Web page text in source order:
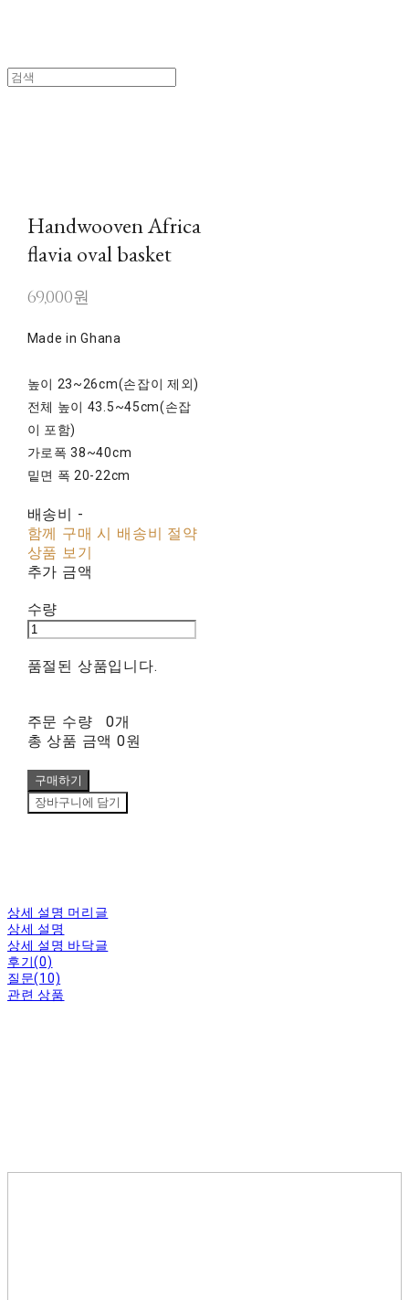
Handwooven Africa
flavia oval basket
69,000원
Made in Ghana
높이 23~26cm(손잡이 제외)
전체 높이 43.5~45cm(손잡
이 포함)
가로폭 38~40cm
밑면 폭 20-22cm
배송비 -
함께 구매 시 배송비 절약
상품 보기
추가 금액
수량
품절된 상품입니다.
주문 수량
0개
총 상품 금액 0원
구매하기
장바구니에 담기
상세 설명 머리글
상세 설명
상세 설명 바닥글
후기(0)
질문(10)
관련 상품